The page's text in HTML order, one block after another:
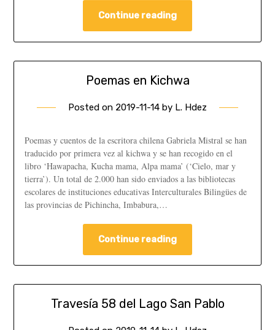
Continue reading
Poemas en Kichwa
Posted on 2019-11-14 by L. Hdez
Poemas y cuentos de la escritora chilena Gabriela Mistral se han
traducido por primera vez al kichwa y se han recogido en el
libro ‘Hawapacha, Kucha mama, Alpa mama’ (‘Cielo, mar y
tierra’). Un total de 2.000 han sido enviados a las bibliotecas
escolares de instituciones educativas Interculturales Bilingües de
las provincias de Pichincha, Imbabura,…
Continue reading
Travesía 58 del Lago San Pablo